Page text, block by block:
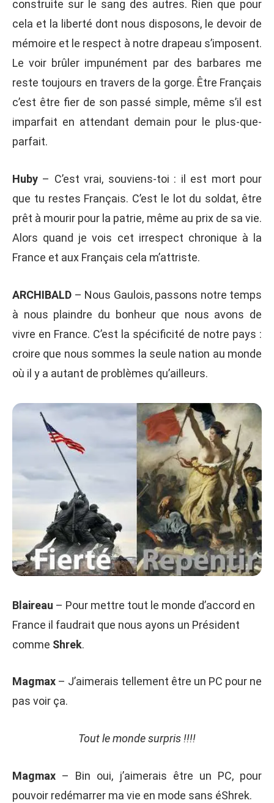
construite sur le sang des autres. Rien que pour
cela et la liberté dont nous disposons, le devoir de
mémoire et le respect à notre drapeau s’imposent.
Le voir brûler impunément par des barbares me
reste toujours en travers de la gorge. Être Français
c’est être fier de son passé simple, même s’il est
imparfait en attendant demain pour le plus-que-
parfait.
Huby – C’est vrai, souviens-toi : il est mort pour
que tu restes Français. C’est le lot du soldat, être
prêt à mourir pour la patrie, même au prix de sa vie.
Alors quand je vois cet irrespect chronique à la
France et aux Français cela m’attriste.
ARCHIBALD – Nous Gaulois, passons notre temps
à nous plaindre du bonheur que nous avons de
vivre en France. C’est la spécificité de notre pays :
croire que nous sommes la seule nation au monde
où il y a autant de problèmes qu’ailleurs.
Blaireau – Pour mettre tout le monde d’accord en
France il faudrait que nous ayons un Président
comme Shrek.
Magmax – J’aimerais tellement être un PC pour ne
pas voir ça.
Tout le monde surpris !!!!
Magmax – Bin oui, j’aimerais être un PC, pour
pouvoir redémarrer ma vie en mode sans éShrek.